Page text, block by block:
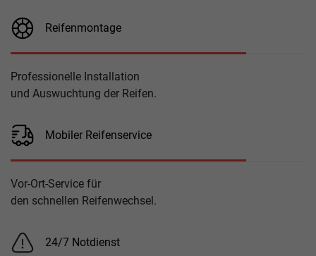
Reifenmontage
Professionelle Installation
und Auswuchtung der Reifen.
Mobiler Reifenservice
Vor-Ort-Service für
den schnellen Reifenwechsel.
24/7 Notdienst